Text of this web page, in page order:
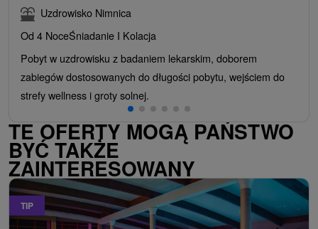
Uzdrowisko Nimnica
Od 4 NoceŚniadanie I Kolacja
Pobyt w uzdrowisku z badaniem lekarskim, doborem
zabiegów dostosowanych do długości pobytu, wejściem do
strefy wellness i groty solnej.
TE OFERTY MOGĄ PAŃSTWO
BYĆ TAKŻE
ZAINTERESOWANY
TIP